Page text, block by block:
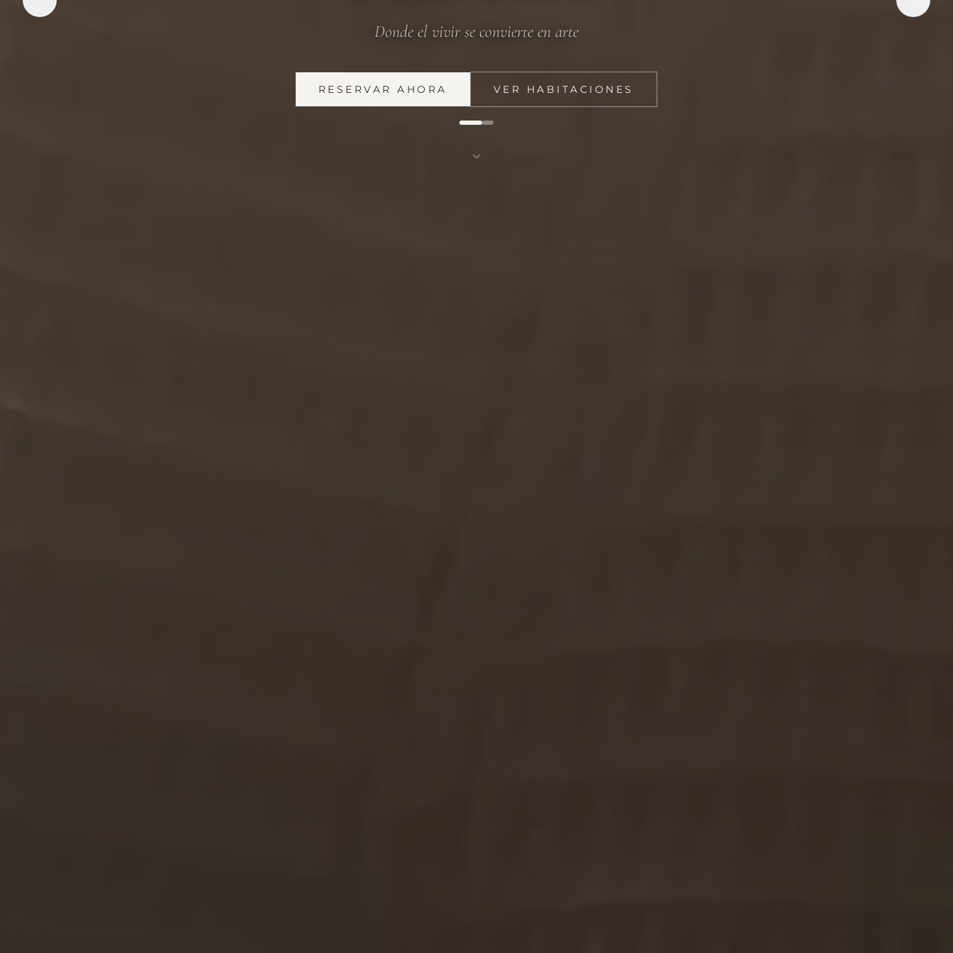
Donde el vivir se convierte en arte
RESERVAR AHORA VER HABITACIONES